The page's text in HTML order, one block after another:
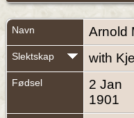
Navn Arnold
Slektskap with
Fødsel
2 Jan
1901